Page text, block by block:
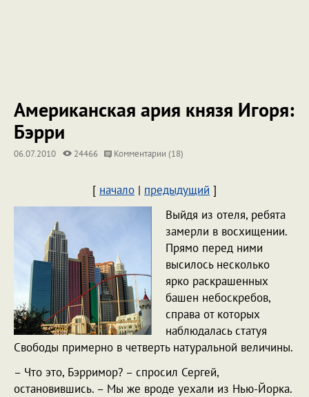
Американская ария князя Игоря:
Бэрри
06.07.2010 24466 Комментарии (18)
[ начало | предыдущий ]
Выйдя из отеля, ребята
замерли в восхищении.
Прямо перед ними
высилось несколько
ярко раскрашенных
башен небоскребов,
справа от которых
наблюдалась статуя
Cвободы примерно в четверть натуральной величины.
– Что это, Бэрримор? – спросил Сергей,
остановившись. – Мы же вроде уехали из Нью-Йорка.